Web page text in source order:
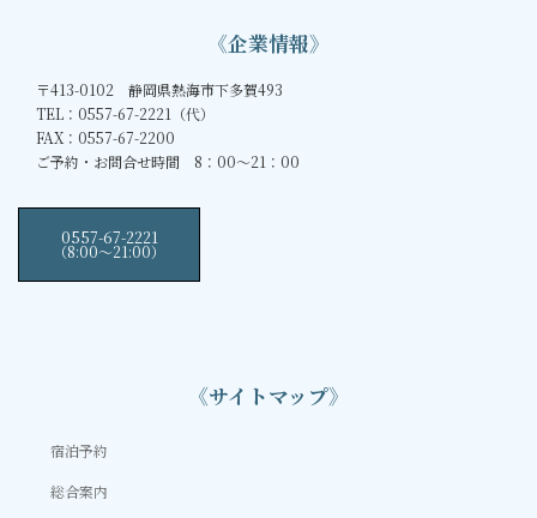
《企業情報》
〒413-0102 静岡県熱海市下多賀493
TEL：0557-67-2221（代）
FAX：0557-67-2200
ご予約・お問合せ時間 8：00～21：00
0557-67-2221
（8:00〜21:00）
《サイトマップ》
宿泊予約
総合案内